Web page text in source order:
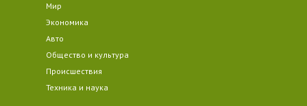
Мир
Экономика
Авто
Общество и культура
Происшествия
Техника и наука